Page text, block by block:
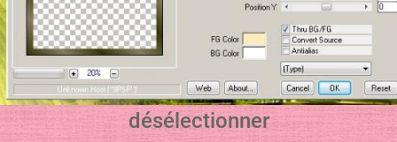
désélectionner